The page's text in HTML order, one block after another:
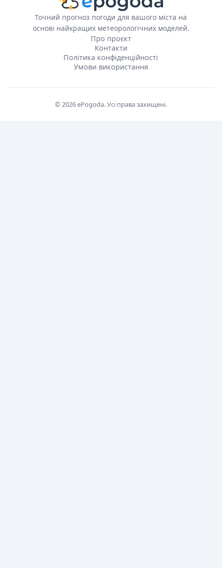
Точний прогноз погоди для вашого міста на
основі найкращих метеорологічних моделей.
Про проєкт
Контакти
Політика конфіденційності
Умови використання
© 2026 ePogoda. Усі права захищені.